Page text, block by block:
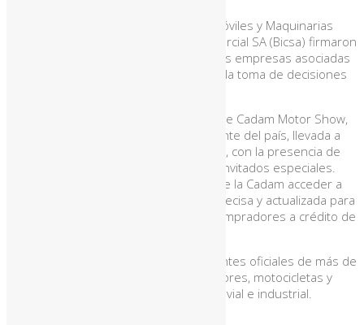
La Cámara de Distri­buidores de Automó­viles y Maquinarias
(Cadam) y el Buró de Informa­ción Comercial SA (Bicsa) fir­maron
el acuerdo que permi­tirá beneficiar a las empresas asociadas
al gremio con infor­mación certera para la toma de decisiones
El acto se realizó el lunes en el marco de Cadam Motor Show,
la muestra de autos 0 km más importante del país, llevada a
cabo en el nivel –3 del Paseo La Galería, con la presencia de
autorida­des de ambas instituciones e invitados especiales.
Esta alianza permitirá a los aso­ciados de la Cadam acceder a
un servicio de información comercial precisa y actua­lizada para
el análisis de riesgos de potenciales com­pradores a crédito de
Cadam nuclea a empresas representantes oficiales de más de
90 marcas interna­cionales de automotores, motocicletas y
maquinarias agrícolas, de construcción, vial e industrial.